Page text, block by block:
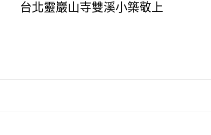
寺雙溪小築敬上